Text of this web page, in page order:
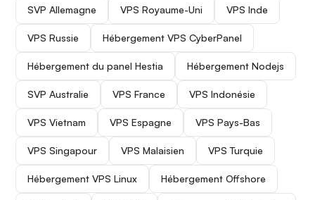
SVP Allemagne VPS Royaume-Uni VPS Inde
VPS Russie Hébergement VPS CyberPanel
Hébergement du panel Hestia Hébergement Nodejs
SVP Australie VPS France VPS Indonésie
VPS Vietnam VPS Espagne VPS Pays-Bas
VPS Singapour VPS Malaisien VPS Turquie
Hébergement VPS Linux Hébergement Offshore